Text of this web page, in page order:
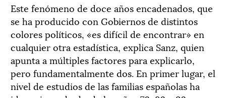
Este fenómeno de doce años encadenados, que
se ha producido con Gobiernos de distintos
colores políticos, «es difícil de encontrar» en
cualquier otra estadística, explica Sanz, quien
apunta a múltiples factores para explicarlo,
pero fundamentalmente dos. En primer lugar, el
nivel de estudios de las familias españolas ha